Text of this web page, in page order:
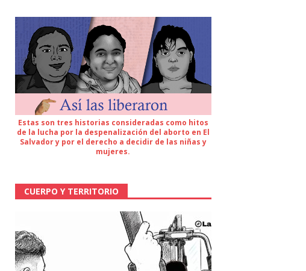
Estas son tres historias consideradas como hitos
de la lucha por la despenalización del aborto en El
Salvador y por el derecho a decidir de las niñas y
mujeres.
CUERPO Y TERRITORIO